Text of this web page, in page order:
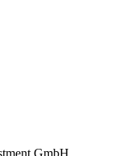
GmbH